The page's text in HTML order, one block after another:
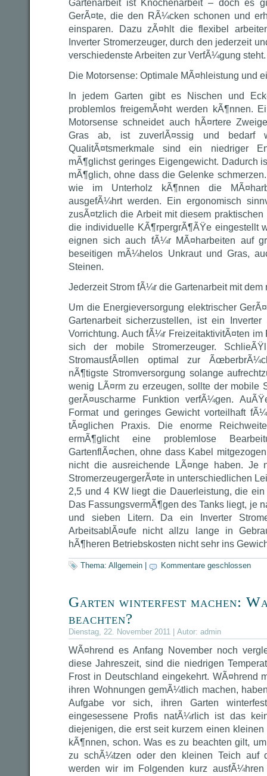
Gartenarbeit ist Knochenarbeit – doch es
GerÃ¤te, die den RÃ¼cken schonen und
einsparen. Dazu zÃ¤hlt die flexibel
Inverter Stromerzeuger, durch den jederzeit
verschiedenste Arbeiten zur VerfÃ¼gung steht.
Die Motorsense: Optimale MÃ¤hleistung und
In jedem Garten gibt es Nischen und
problemlos freigemÃ¤ht werden kÃ¶nnen.
Motorsense schneidet auch hÃ¤rtere
Gras ab, ist zuverlÃ¤ssig und bedarf
QualitÃ¤tsmerkmale sind ein niedriger
mÃ¶glichst geringes Eigengewicht. Dadurch
mÃ¶glich, ohne dass die Gelenke
wie im Unterholz kÃ¶nnen die
ausgefÃ¼hrt werden. Ein ergonomisch
zusÃ¤tzlich die Arbeit mit diesem
die individuelle KÃ¶rpergrÃ¶ÃŸe eingestellt
eignen sich auch fÃ¼r MÃ¤harbeiten auf
beseitigen mÃ¼helos Unkraut und Gras,
Steinen.
Jederzeit Strom fÃ¼r die Gartenarbeit mit dem
Um die Energieversorgung elektrischer
Gartenarbeit sicherzustellen, ist ein
Vorrichtung. Auch fÃ¼r FreizeitaktivitÃ¤ten
sich der mobile Stromerzeuger.
StromausfÃ¤llen optimal zur
nÃ¶tigste Stromversorgung solange
wenig LÃ¤rm zu erzeugen, sollte der mobile
gerÃ¤uscharme Funktion verfÃ¼gen.
Format und geringes Gewicht vorteilhaft
tÃ¤glichen Praxis. Die enorme
ermÃ¶glicht eine problemlose
GartenflÃ¤chen, ohne dass Kabel
nicht die ausreichende LÃ¤nge haben. Je
StromerzeugergerÃ¤te in unterschiedlichen
2,5 und 4 KW liegt die Dauerleistung, die ein
Das FassungsvermÃ¶gen des Tanks liegt, je
und sieben Litern. Da ein Inverter
ArbeitsablÃ¤ufe nicht allzu lange in
hÃ¶heren Betriebskosten nicht sehr ins
Thema: Allgemein Kommentare geschlossen
Garten winterfest machen:
beachten?
Dienstag, 22. November 2011 | Autor: admin
WÃ¤hrend es Anfang November noch
diese Jahreszeit, sind die niedrigen
Frost in Deutschland eingekehrt. WÃ¤hrend
ihren Wohnungen gemÃ¼tlich machen,
Aufgabe vor sich, ihren Garten
eingesessene Profis natÃ¼rlich ist das
diejenigen, die erst seit kurzem einen
kÃ¶nnen, schon. Was es zu beachten gilt,
zu schÃ¼tzen oder den kleinen Teich auf
werden wir im Folgenden kurz